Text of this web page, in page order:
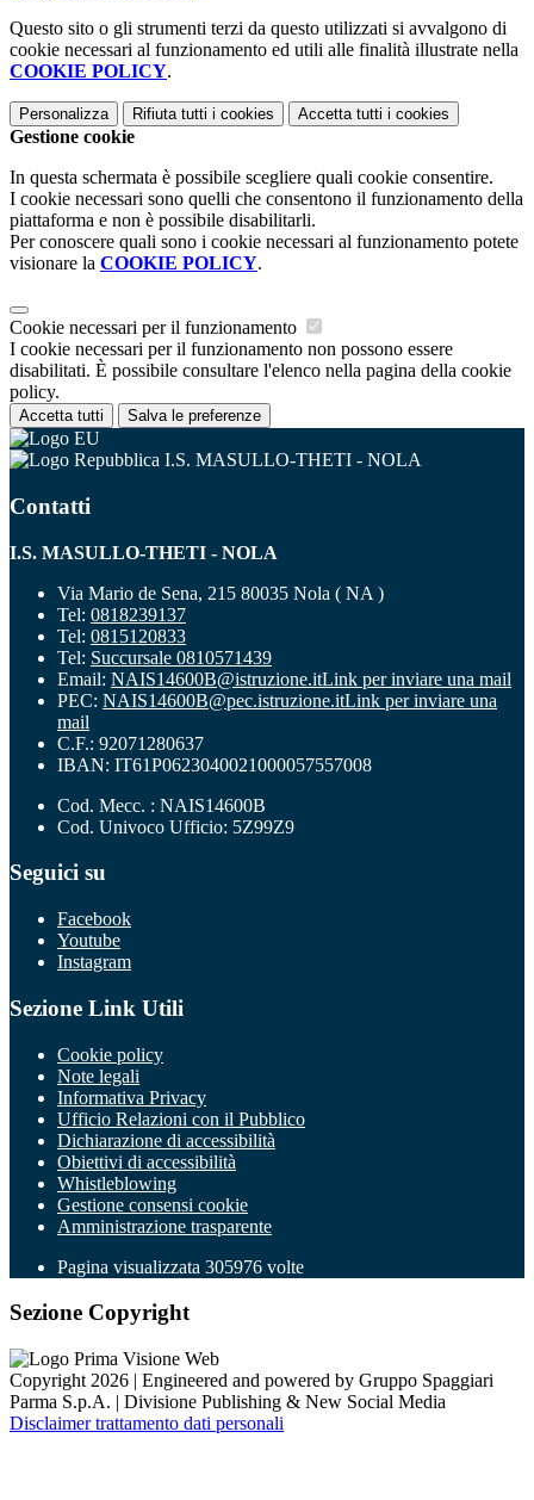
Questo sito o gli strumenti terzi da questo utilizzati si avvalgono di
cookie necessari al funzionamento ed utili alle finalità illustrate nella
COOKIE POLICY.
Personalizza Rifiuta tutti i cookies Accetta tutti i cookies
Gestione cookie
In questa schermata è possibile scegliere quali cookie consentire.
I cookie necessari sono quelli che consentono il funzionamento della
piattaforma e non è possibile disabilitarli.
Per conoscere quali sono i cookie necessari al funzionamento potete
visionare la COOKIE POLICY.
Cookie necessari per il funzionamento
I cookie necessari per il funzionamento non possono essere
disabilitati. È possibile consultare l'elenco nella pagina della cookie
policy.
Accetta tutti Salva le preferenze
I.S. MASULLO-THETI - NOLA
Contatti
I.S. MASULLO-THETI - NOLA
Via Mario de Sena, 215 80035 Nola ( NA )
Tel: 0818239137
Tel: 0815120833
Tel: Succursale 0810571439
Email: NAIS14600B@istruzione.itLink per inviare una mail
PEC: NAIS14600B@pec.istruzione.itLink per inviare una
mail
C.F.: 92071280637
IBAN: IT61P0623040021000057557008
Cod. Mecc. : NAIS14600B
Cod. Univoco Ufficio: 5Z99Z9
Seguici su
Facebook
Youtube
Instagram
Sezione Link Utili
Cookie policy
Note legali
Informativa Privacy
Ufficio Relazioni con il Pubblico
Dichiarazione di accessibilità
Obiettivi di accessibilità
Whistleblowing
Gestione consensi cookie
Amministrazione trasparente
Pagina visualizzata 305976 volte
Sezione Copyright
Copyright 2026 | Engineered and powered by Gruppo Spaggiari
Parma S.p.A. | Divisione Publishing & New Social Media
Disclaimer trattamento dati personali